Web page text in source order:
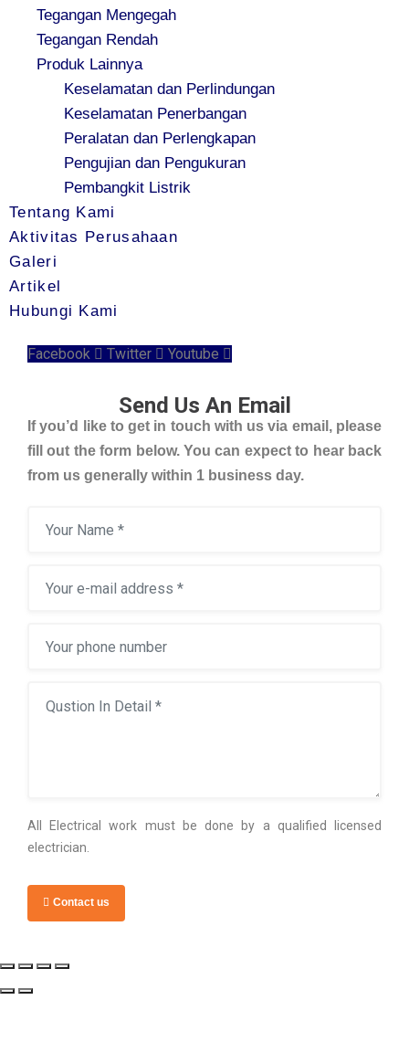
Tegangan Mengegah
Tegangan Rendah
Produk Lainnya
Keselamatan dan Perlindungan
Keselamatan Penerbangan
Peralatan dan Perlengkapan
Pengujian dan Pengukuran
Pembangkit Listrik
Tentang Kami
Aktivitas Perusahaan
Galeri
Artikel
Hubungi Kami
Facebook Twitter Youtube
Send Us An Email
If you’d like to get in touch with us via email, please
fill out the form below. You can expect to hear back
from us generally within 1 business day.
All Electrical work must be done by a qualified licensed
electrician.
Contact us